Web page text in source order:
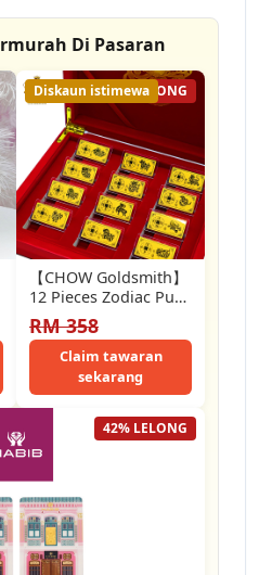
Di Pasaran
26% LELONG
Diskaun istimewa
【CHOW Goldsmith】
12 Pieces Zodiac Pure
Gold Bar (1.20g) Emas
999/24K Fine Gold…
RM 358
Claim tawaran
sekarang
42% LELONG